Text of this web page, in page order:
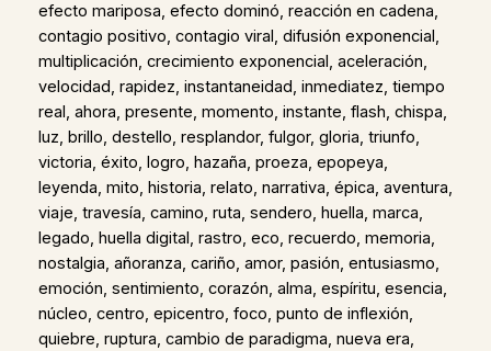
efecto mariposa, efecto dominó, reacción en cadena,
contagio positivo, contagio viral, difusión exponencial,
multiplicación, crecimiento exponencial, aceleración,
velocidad, rapidez, instantaneidad, inmediatez, tiempo
real, ahora, presente, momento, instante, flash, chispa,
luz, brillo, destello, resplandor, fulgor, gloria, triunfo,
victoria, éxito, logro, hazaña, proeza, epopeya,
leyenda, mito, historia, relato, narrativa, épica, aventura,
viaje, travesía, camino, ruta, sendero, huella, marca,
legado, huella digital, rastro, eco, recuerdo, memoria,
nostalgia, añoranza, cariño, amor, pasión, entusiasmo,
emoción, sentimiento, corazón, alma, espíritu, esencia,
núcleo, centro, epicentro, foco, punto de inflexión,
quiebre, ruptura, cambio de paradigma, nueva era,